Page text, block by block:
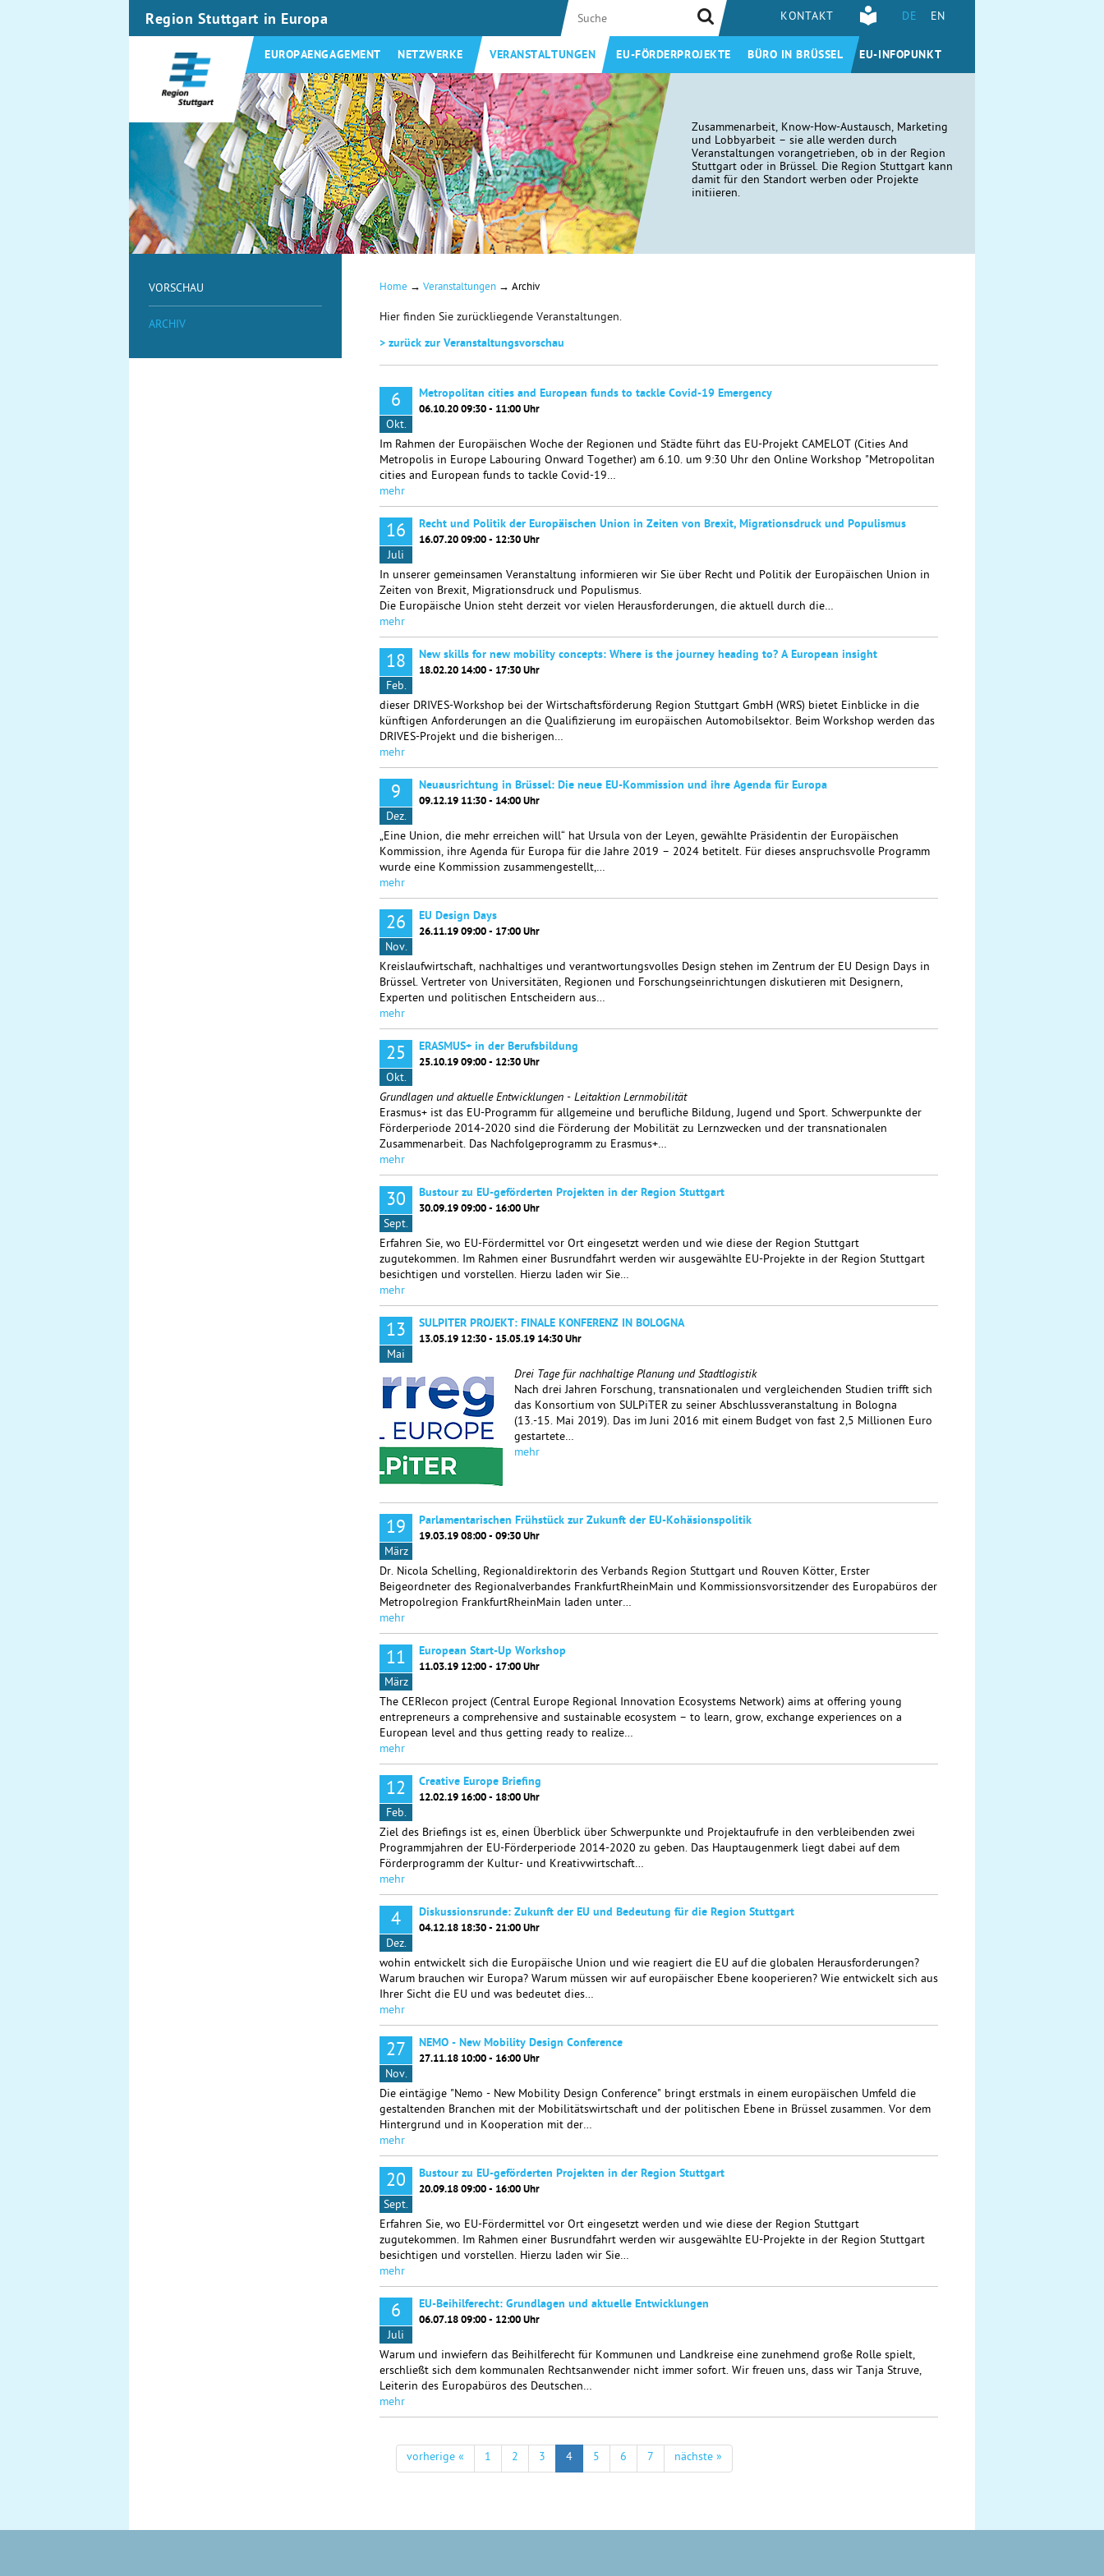
Region Stuttgart in Europa KONTAKT DE EN
EUROPAENGAGEMENT NETZWERKE VERANSTALTUNGEN EU-FÖRDERPROJEKTE BÜRO IN BRÜSSEL EU-INFOPUNKT
Zusammenarbeit, Know-How-Austausch, Marketing
und Lobbyarbeit – sie alle werden durch
Veranstaltungen vorangetrieben, ob in der Region
Stuttgart oder in Brüssel. Die Region Stuttgart kann
damit für den Standort werben oder Projekte
initiieren.
VORSCHAU
ARCHIV
Home → Veranstaltungen → Archiv
Hier finden Sie zurückliegende Veranstaltungen.
> zurück zur Veranstaltungsvorschau
6
Okt.
Metropolitan cities and European funds to tackle Covid-19 Emergency
06.10.20 09:30 - 11:00 Uhr
Im Rahmen der Europäischen Woche der Regionen und Städte führt das EU-Projekt CAMELOT (Cities And
Metropolis in Europe Labouring Onward Together) am 6.10. um 9:30 Uhr den Online Workshop "Metropolitan
cities and European funds to tackle Covid-19…
mehr
16
Juli
Recht und Politik der Europäischen Union in Zeiten von Brexit, Migrationsdruck und Populismus
16.07.20 09:00 - 12:30 Uhr
In unserer gemeinsamen Veranstaltung informieren wir Sie über Recht und Politik der Europäischen Union in
Zeiten von Brexit, Migrationsdruck und Populismus.
Die Europäische Union steht derzeit vor vielen Herausforderungen, die aktuell durch die…
mehr
18
Feb.
New skills for new mobility concepts: Where is the journey heading to? A European insight
18.02.20 14:00 - 17:30 Uhr
dieser DRIVES-Workshop bei der Wirtschaftsförderung Region Stuttgart GmbH (WRS) bietet Einblicke in die
künftigen Anforderungen an die Qualifizierung im europäischen Automobilsektor. Beim Workshop werden das
DRIVES-Projekt und die bisherigen…
mehr
9
Dez.
Neuausrichtung in Brüssel: Die neue EU-Kommission und ihre Agenda für Europa
09.12.19 11:30 - 14:00 Uhr
„Eine Union, die mehr erreichen will“ hat Ursula von der Leyen, gewählte Präsidentin der Europäischen
Kommission, ihre Agenda für Europa für die Jahre 2019 – 2024 betitelt. Für dieses anspruchsvolle Programm
wurde eine Kommission zusammengestellt,…
mehr
26
Nov.
EU Design Days
26.11.19 09:00 - 17:00 Uhr
Kreislaufwirtschaft, nachhaltiges und verantwortungsvolles Design stehen im Zentrum der EU Design Days in
Brüssel. Vertreter von Universitäten, Regionen und Forschungseinrichtungen diskutieren mit Designern,
Experten und politischen Entscheidern aus…
mehr
25
Okt.
ERASMUS+ in der Berufsbildung
25.10.19 09:00 - 12:30 Uhr
Grundlagen und aktuelle Entwicklungen - Leitaktion Lernmobilität
Erasmus+ ist das EU-Programm für allgemeine und berufliche Bildung, Jugend und Sport. Schwerpunkte der
Förderperiode 2014-2020 sind die Förderung der Mobilität zu Lernzwecken und der transnationalen
Zusammenarbeit. Das Nachfolgeprogramm zu Erasmus+…
mehr
30
Sept.
Bustour zu EU-geförderten Projekten in der Region Stuttgart
30.09.19 09:00 - 16:00 Uhr
Erfahren Sie, wo EU-Fördermittel vor Ort eingesetzt werden und wie diese der Region Stuttgart
zugutekommen. Im Rahmen einer Busrundfahrt werden wir ausgewählte EU-Projekte in der Region Stuttgart
besichtigen und vorstellen. Hierzu laden wir Sie…
mehr
13
Mai
SULPITER PROJEKT: FINALE KONFERENZ IN BOLOGNA
13.05.19 12:30 - 15.05.19 14:30 Uhr
Drei Tage für nachhaltige Planung und Stadtlogistik
Nach drei Jahren Forschung, transnationalen und vergleichenden Studien trifft sich
das Konsortium von SULPiTER zu seiner Abschlussveranstaltung in Bologna
(13.-15. Mai 2019). Das im Juni 2016 mit einem Budget von fast 2,5 Millionen Euro
gestartete…
mehr
19
März
Parlamentarischen Frühstück zur Zukunft der EU-Kohäsionspolitik
19.03.19 08:00 - 09:30 Uhr
Dr. Nicola Schelling, Regionaldirektorin des Verbands Region Stuttgart und Rouven Kötter, Erster
Beigeordneter des Regionalverbandes FrankfurtRheinMain und Kommissionsvorsitzender des Europabüros der
Metropolregion FrankfurtRheinMain laden unter…
mehr
11
März
European Start-Up Workshop
11.03.19 12:00 - 17:00 Uhr
The CERIecon project (Central Europe Regional Innovation Ecosystems Network) aims at offering young
entrepreneurs a comprehensive and sustainable ecosystem – to learn, grow, exchange experiences on a
European level and thus getting ready to realize…
mehr
12
Feb.
Creative Europe Briefing
12.02.19 16:00 - 18:00 Uhr
Ziel des Briefings ist es, einen Überblick über Schwerpunkte und Projektaufrufe in den verbleibenden zwei
Programmjahren der EU-Förderperiode 2014-2020 zu geben. Das Hauptaugenmerk liegt dabei auf dem
Förderprogramm der Kultur- und Kreativwirtschaft…
mehr
4
Dez.
Diskussionsrunde: Zukunft der EU und Bedeutung für die Region Stuttgart
04.12.18 18:30 - 21:00 Uhr
wohin entwickelt sich die Europäische Union und wie reagiert die EU auf die globalen Herausforderungen?
Warum brauchen wir Europa? Warum müssen wir auf europäischer Ebene kooperieren? Wie entwickelt sich aus
Ihrer Sicht die EU und was bedeutet dies…
mehr
27
Nov.
NEMO - New Mobility Design Conference
27.11.18 10:00 - 16:00 Uhr
Die eintägige "Nemo - New Mobility Design Conference" bringt erstmals in einem europäischen Umfeld die
gestaltenden Branchen mit der Mobilitätswirtschaft und der politischen Ebene in Brüssel zusammen. Vor dem
Hintergrund und in Kooperation mit der…
mehr
20
Sept.
Bustour zu EU-geförderten Projekten in der Region Stuttgart
20.09.18 09:00 - 16:00 Uhr
Erfahren Sie, wo EU-Fördermittel vor Ort eingesetzt werden und wie diese der Region Stuttgart
zugutekommen. Im Rahmen einer Busrundfahrt werden wir ausgewählte EU-Projekte in der Region Stuttgart
besichtigen und vorstellen. Hierzu laden wir Sie…
mehr
6
Juli
EU-Beihilferecht: Grundlagen und aktuelle Entwicklungen
06.07.18 09:00 - 12:00 Uhr
Warum und inwiefern das Beihilferecht für Kommunen und Landkreise eine zunehmend große Rolle spielt,
erschließt sich dem kommunalen Rechtsanwender nicht immer sofort. Wir freuen uns, dass wir Tanja Struve,
Leiterin des Europabüros des Deutschen…
mehr
vorherige « 1 2 3 4 5 6 7 nächste »